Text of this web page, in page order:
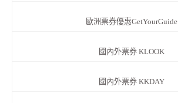
歐洲票券優惠GetYourGuide
國內外票券 KLOOK
國內外票券 KKDAY